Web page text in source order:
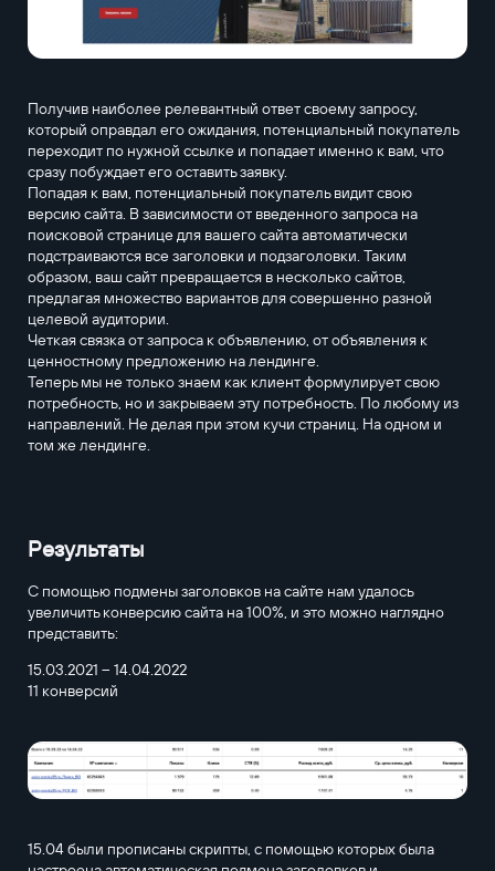
Получив наиболее релевантный ответ своему запросу,
который оправдал его ожидания, потенциальный покупатель
переходит по нужной ссылке и попадает именно к вам, что
сразу побуждает его оставить заявку.
Попадая к вам, потенциальный покупатель видит свою
версию сайта. В зависимости от введенного запроса на
поисковой странице для вашего сайта автоматически
подстраиваются все заголовки и подзаголовки. Таким
образом, ваш сайт превращается в несколько сайтов,
предлагая множество вариантов для совершенно разной
целевой аудитории.
Четкая связка от запроса к объявлению, от объявления к
ценностному предложению на лендинге.
Теперь мы не только знаем как клиент формулирует свою
потребность, но и закрываем эту потребность. По любому из
направлений. Не делая при этом кучи страниц. На одном и
том же лендинге.
Результаты
С помощью подмены заголовков на сайте нам удалось
увеличить конверсию сайта на 100%, и это можно наглядно
представить:
15.03.2021 – 14.04.2022
11 конверсий
15.04 были прописаны скрипты, с помощью которых была